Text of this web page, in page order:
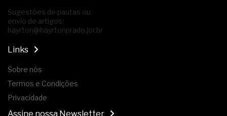
Sugestões de pautas ou
envio de artigos:
hayrton@hayrtonprado.jor.br
Links
Sobre nós
Termos e Condições
Privacidade
Assine nossa Newsletter